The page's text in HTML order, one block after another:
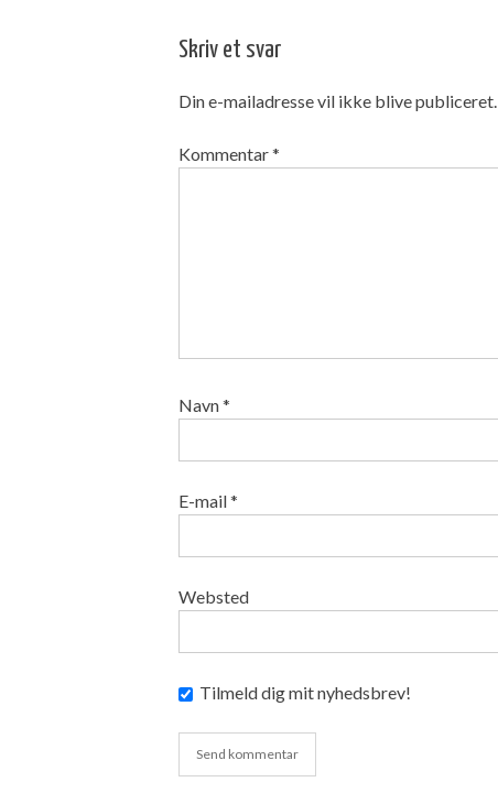
Skriv et svar
Din e-mailadresse vil ikke blive publiceret.
Kommentar*
Navn*
E-mail*
Websted
Tilmeld dig mit nyhedsbrev!